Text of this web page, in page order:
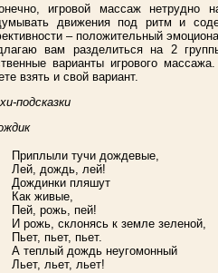
игровой массаж нетрудно
движения под ритм и
– положительный
вам разделиться на 2
варианты игрового
взять и свой вариант.
подсказки
Приплыли тучи дождевые,
Лей, дождь, лей!
Дождинки пляшут
Как живые,
Пей, рожь, пей!
И рожь, склонясь к земле зеленой,
Пьет, пьет, пьет.
А теплый дождь неугомонный
Льет, льет, льет!